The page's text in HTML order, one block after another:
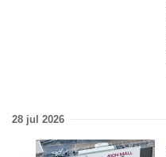
28 jul 2026